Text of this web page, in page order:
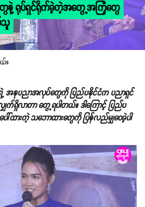
ေနဲ့ ရုပ်ရှင်ရိုက်ခဲ့တဲ့အတွေ့အကြုံတွေ
သူ
။
အနုပညာအလုပ်တွေကို ပြည်ပနိုင်ငံက ပညာရှင်
ျှက်ရှိလာတာ တွေ့ရပါတယ်။ ဒါကြောင့် ပြည်ပ
ထားတဲ့ သဘောထားတွေကို ပြန်လည်မျှဝေခဲ့ပါ